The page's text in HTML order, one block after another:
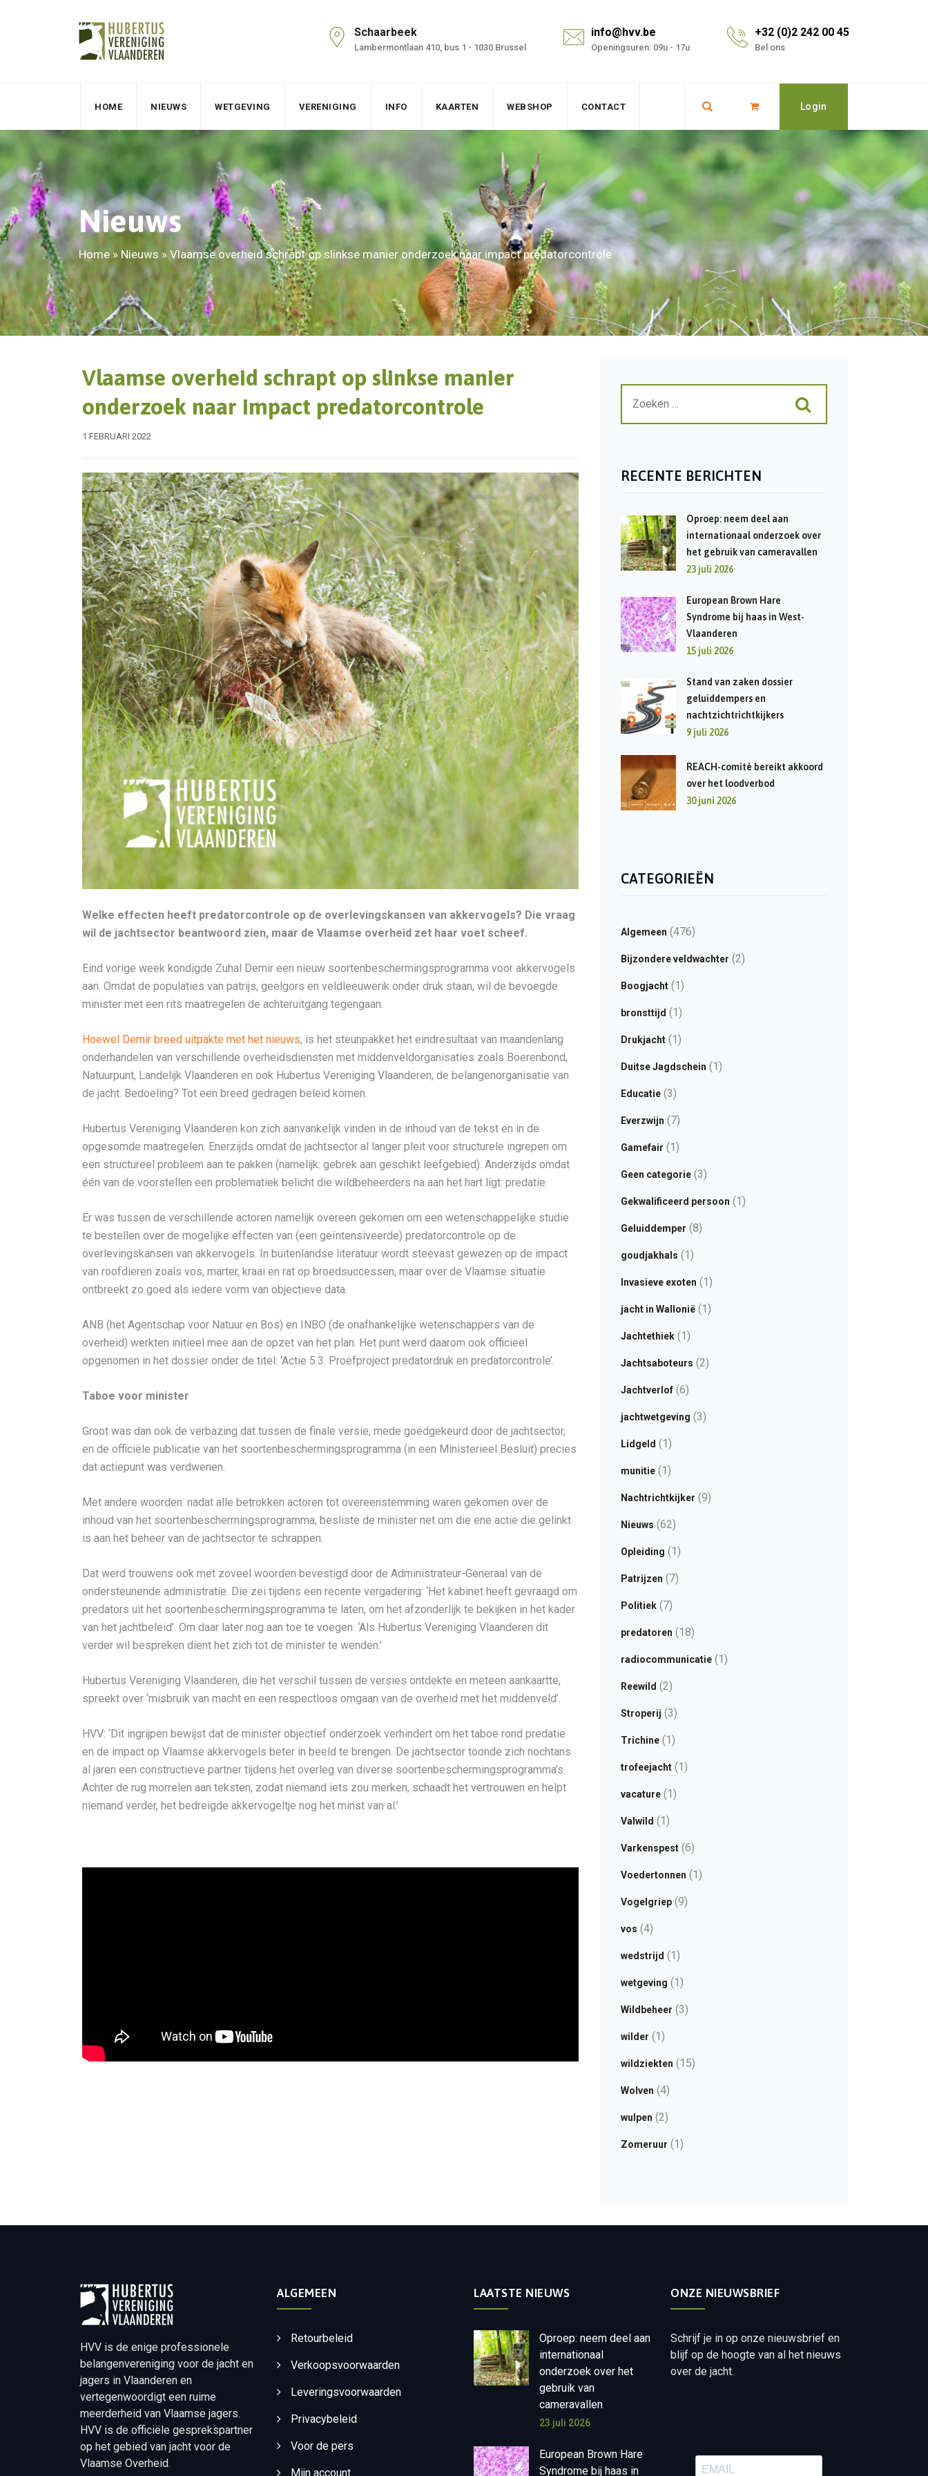
Schaarbeek
Lambermontlaan 410, bus 1 - 1030 Brussel
info@hvv.be
Openingsuren: 09u - 17u
+32 (0)2 242 00 45
Bel ons
HOME NIEUWS WETGEVING VERENIGING INFO KAARTEN WEBSHOP CONTACT Login
Nieuws
Home» Nieuws » Vlaamse overheid schrapt op slinkse manier onderzoek naar impact predatorcontrole
Vlaamse overheid schrapt op slinkse manier
onderzoek naar impact predatorcontrole
1 FEBRUARI 2022
Welke effecten heeft predatorcontrole op de overlevingskansen van akkervogels? Die vraag
wil de jachtsector beantwoord zien, maar de Vlaamse overheid zet haar voet scheef.
Eind vorige week kondigde Zuhal Demir een nieuw soortenbeschermingsprogramma voor akkervogels
aan. Omdat de populaties van patrijs, geelgors en veldleeuwerik onder druk staan, wil de bevoegde
minister met een rits maatregelen de achteruitgang tegengaan.
Hoewel Demir breed uitpakte met het nieuws, is het steunpakket het eindresultaat van maandenlang
onderhandelen van verschillende overheidsdiensten met middenveldorganisaties zoals Boerenbond,
Natuurpunt, Landelijk Vlaanderen en ook Hubertus Vereniging Vlaanderen, de belangenorganisatie van
de jacht. Bedoeling? Tot een breed gedragen beleid komen.
Hubertus Vereniging Vlaanderen kon zich aanvankelijk vinden in de inhoud van de tekst en in de
opgesomde maatregelen. Enerzijds omdat de jachtsector al langer pleit voor structurele ingrepen om
een structureel probleem aan te pakken (namelijk: gebrek aan geschikt leefgebied). Anderzijds omdat
één van de voorstellen een problematiek belicht die wildbeheerders na aan het hart ligt: predatie.
Er was tussen de verschillende actoren namelijk overeen gekomen om een wetenschappelijke studie
te bestellen over de mogelijke effecten van (een geïntensiveerde) predatorcontrole op de
overlevingskansen van akkervogels. In buitenlandse literatuur wordt steevast gewezen op de impact
van roofdieren zoals vos, marter, kraai en rat op broedsuccessen, maar over de Vlaamse situatie
ontbreekt zo goed als iedere vorm van objectieve data.
ANB (het Agentschap voor Natuur en Bos) en INBO (de onafhankelijke wetenschappers van de
overheid) werkten initieel mee aan de opzet van het plan. Het punt werd daarom ook officieel
opgenomen in het dossier onder de titel: ‘Actie 5.3. Proefproject predatordruk en predatorcontrole’.
Taboe voor minister
Groot was dan ook de verbazing dat tussen de finale versie, mede goedgekeurd door de jachtsector,
en de officiële publicatie van het soortenbeschermingsprogramma (in een Ministerieel Besluit) precies
dat actiepunt was verdwenen.
Met andere woorden: nadat alle betrokken actoren tot overeenstemming waren gekomen over de
inhoud van het soortenbeschermingsprogramma, besliste de minister net om die ene actie die gelinkt
is aan het beheer van de jachtsector te schrappen.
Dat werd trouwens ook met zoveel woorden bevestigd door de Administrateur-Generaal van de
ondersteunende administratie. Die zei tijdens een recente vergadering: ‘Het kabinet heeft gevraagd om
predators uit het soortenbeschermingsprogramma te laten, om het afzonderlijk te bekijken in het kader
van het jachtbeleid’. Om daar later nog aan toe te voegen: ‘Als Hubertus Vereniging Vlaanderen dit
verder wil bespreken dient het zich tot de minister te wenden.’
Hubertus Vereniging Vlaanderen, die het verschil tussen de versies ontdekte en meteen aankaartte,
spreekt over ‘misbruik van macht en een respectloos omgaan van de overheid met het middenveld’.
HVV: ‘Dit ingrijpen bewijst dat de minister objectief onderzoek verhindert om het taboe rond predatie
en de impact op Vlaamse akkervogels beter in beeld te brengen. De jachtsector toonde zich nochtans
al jaren een constructieve partner tijdens het overleg van diverse soortenbeschermingsprogramma’s.
Achter de rug morrelen aan teksten, zodat niemand iets zou merken, schaadt het vertrouwen en helpt
niemand verder, het bedreigde akkervogeltje nog het minst van al.’
RECENTE BERICHTEN
Oproep: neem deel aan
internationaal onderzoek over
het gebruik van cameravallen
23 juli 2026
European Brown Hare
Syndrome bij haas in West-
Vlaanderen
15 juli 2026
Stand van zaken dossier
geluiddempers en
nachtzichtrichtkijkers
9 juli 2026
REACH-comité bereikt akkoord
over het loodverbod
30 juni 2026
CATEGORIEËN
Algemeen (476)
Bijzondere veldwachter (2)
Boogjacht(1)
bronsttijd (1)
Drukjacht(1)
Duitse Jagdschein (1)
Educatie(3)
Everzwijn (7)
Gamefair (1)
Geen categorie(3)
Gekwalificeerd persoon (1)
Geluiddemper (8)
goudjakhals (1)
Invasieve exoten (1)
jacht in Wallonië(1)
Jachtethiek(1)
Jachtsaboteurs (2)
Jachtverlof(6)
jachtwetgeving (3)
Lidgeld (1)
munitie(1)
Nachtrichtkijker (9)
Nieuws (62)
Opleiding (1)
Patrijzen (7)
Politiek(7)
predatoren (18)
radiocommunicatie(1)
Reewild (2)
Stroperij (3)
Trichine(1)
trofeejacht(1)
vacature(1)
Valwild (1)
Varkenspest(6)
Voedertonnen (1)
Vogelgriep(9)
vos (4)
wedstrijd (1)
wetgeving (1)
Wildbeheer (3)
wilder (1)
wildziekten (15)
Wolven (4)
wulpen (2)
Zomeruur (1)
HVV is de enige professionele
belangenvereniging voor de jacht en
jagers in Vlaanderen en
vertegenwoordigt een ruime
meerderheid van Vlaamse jagers.
HVV is de officiële gesprekspartner
op het gebied van jacht voor de
Vlaamse Overheid.
ALGEMEEN
Retourbeleid
Verkoopsvoorwaarden
Leveringsvoorwaarden
Privacybeleid
Voor de pers
Mijn account
LAATSTE NIEUWS
Oproep: neem deel aan
internationaal
onderzoek over het
gebruik van
cameravallen
23 juli 2026
European Brown Hare
Syndrome bij haas in
ONZE NIEUWSBRIEF
Schrijf je in op onze nieuwsbrief en
blijf op de hoogte van al het nieuws
over de jacht.